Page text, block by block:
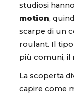
studiosi hanno
motion,
scarpe di un
roulant. Il tipo
più comuni, il
La scoperta
capire come